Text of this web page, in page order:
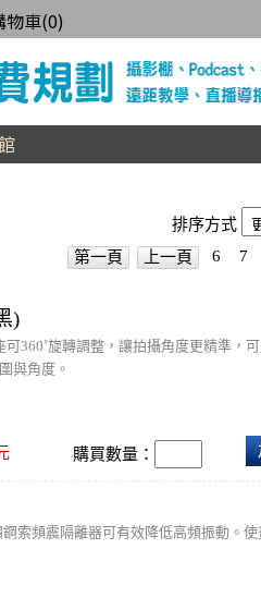
物車(0)
排序方式
第一頁 上一頁 6 7
)
360˚旋轉調整，讓拍攝角度更精準，
與角度。
購買數量：
索頻震隔離器可有效降低高頻振動。